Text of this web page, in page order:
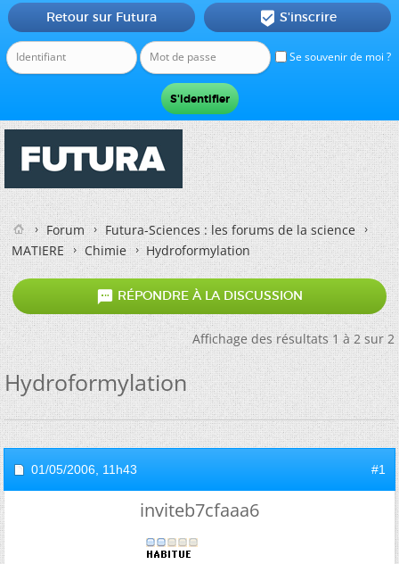
Se souvenir de moi ?
Retour sur Futura  S'inscrire
Forum
Futura-Sciences : les forums de la science
MATIERE
Chimie Hydroformylation
 RÉPONDRE À LA DISCUSSION
Affichage des résultats 1 à 2 sur 2
Hydroformylation
01/05/2006, 11h43 #1
inviteb7cfaaa6